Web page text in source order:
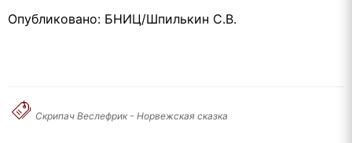
Опубликовано: БНИЦ/Шпилькин С.В.
Скрипач Веслефрик - Норвежская сказка